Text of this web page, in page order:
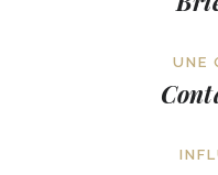
UNE